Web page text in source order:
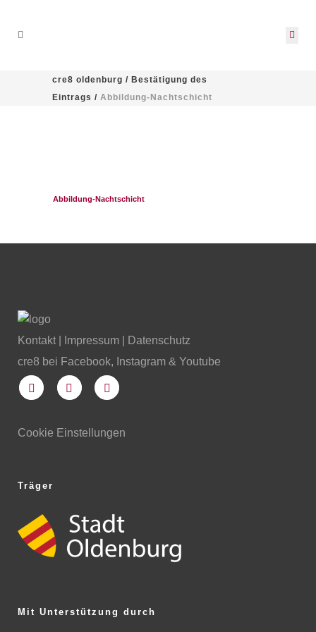
cre8 oldenburg / Bestätigung des
Eintrags / Abbildung-Nachtschicht
Abbildung-Nachtschicht
Kontakt | Impressum
Datenschutz
cre8 bei Facebook, Instagram & Youtube
Cookie Einstellungen
Träger
Mit Unterstützung durch